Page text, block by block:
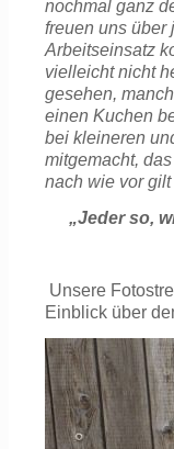
nochmal ganz
freuen uns über
Arbeitseinsatz
vielleicht nicht
gesehen,
einen Kuchen
bei kleineren
mitgemacht,
nach wie vor
„Jeder so,
Unsere
Einblick über